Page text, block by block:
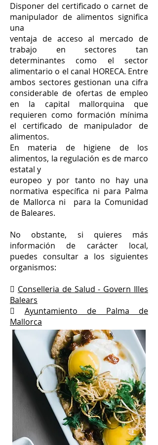
Disponer del certificado o carnet de
manipulador de alimentos significa
una
ventaja de acceso al mercado de
trabajo en sectores tan
determinantes como el sector
alimentario o el canal HORECA. Entre
ambos sectores gestionan una cifra
considerable de ofertas de empleo
en la capital mallorquina que
requieren como formación mínima
el certificado de manipulador de
alimentos.
En materia de higiene de los
alimentos, la regulación es de marco
estatal y
europeo y por tanto no hay una
normativa específica ni para Palma
de Mallorca ni para la Comunidad
de Baleares.
No obstante, si quieres más
información de carácter local,
puedes consultar a los siguientes
organismos:
 Conselleria de Salud - Govern Illes
Balears
 Ayuntamiento de Palma de
Mallorca